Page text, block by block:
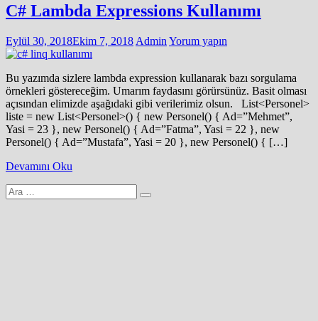
C# Lambda Expressions Kullanımı
Eylül 30, 2018Ekim 7, 2018 Admin Yorum yapın
Bu yazımda sizlere lambda expression kullanarak bazı sorgulama
örnekleri göstereceğim. Umarım faydasını görürsünüz. Basit olması
açısından elimizde aşağıdaki gibi verilerimiz olsun. List<Personel>
liste = new List<Personel>() { new Personel() { Ad=”Mehmet”,
Yasi = 23 }, new Personel() { Ad=”Fatma”, Yasi = 22 }, new
Personel() { Ad=”Mustafa”, Yasi = 20 }, new Personel() { […]
Devamını Oku
Arama
yap: